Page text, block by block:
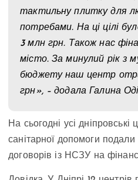
тактильну плитку для
потребами. На ці цілі
3 млн грн. Також нас
місто. За минулий рік з
бюджету наш центр
грн», – додала Галина
На сьогодні усі
санітарної допомоги
договорів із НСЗУ на